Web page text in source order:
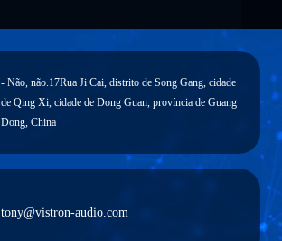
- Não, não.17Rua Ji Cai, distrito de Song Gang, cidade
de Qing Xi, cidade de Dong Guan, província de Guang
Dong, China
tony@vistron-audio.com